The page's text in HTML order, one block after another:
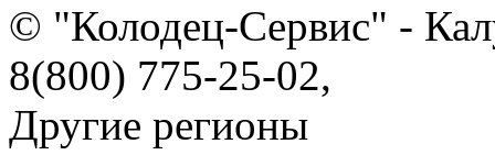
© "Колодец-Сервис" -
8(800) 775-25-02,
Другие регионы